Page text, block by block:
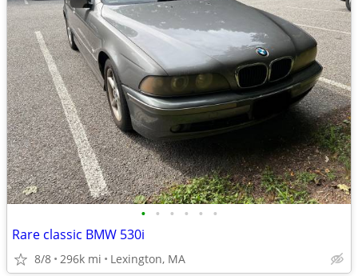
• • • • • •
Rare classic BMW 530i
8/8 296k mi Lexington, MA